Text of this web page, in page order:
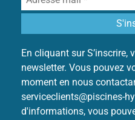
En cliquant sur S’inscrire,
newsletter. Vous pouvez
moment en nous
serviceclients@piscines-
d'informations, vous